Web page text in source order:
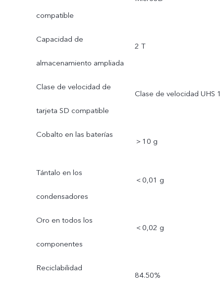
compatible
Capacidad de
almacenamiento ampliada
2 T
Clase de velocidad de
tarjeta SD compatible
Clase de velocidad UHS 1
Cobalto en las baterías
＞10 g
Tántalo en los
condensadores
＜0,01 g
Oro en todos los
componentes
＜0,02 g
Reciclabilidad
84.50%